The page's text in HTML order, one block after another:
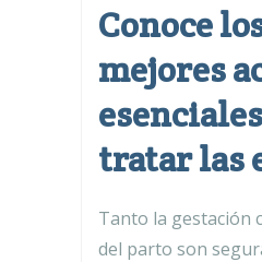
Conoce
mejores
tratar las
Tanto la gestación
del parto son